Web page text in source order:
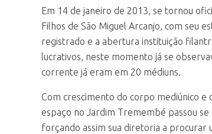
Em 14 de janeiro de 2013, se tornou
Filhos de São Miguel Arcanjo, com seu
registrado e a abertura instituição
lucrativos, neste momento já se
corrente já eram em 20 médiuns.
Com crescimento do corpo mediúnico e
espaço no Jardim Tremembé passou
forçando assim sua diretoria a procurar